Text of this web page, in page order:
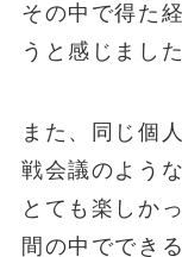
その中で得た
うと感じました
また、同じ個
戦会議のよう
とても楽しか
間の中ででき